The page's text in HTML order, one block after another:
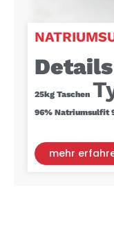
Details
25kg Taschen
96% Natriumsulfit
mehr